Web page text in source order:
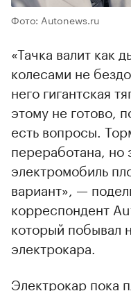
Фото: Autonews.ru
«Тачка валит как
колесами не
него гигантская
этому не готово,
есть вопросы.
переработана, но
электромобиль
вариант», —
корреспондент
который побывал
электрокара.
Электрокар пока